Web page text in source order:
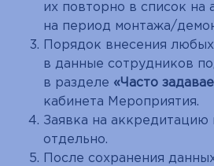
их повторно в список на
на период монтажа/
Порядок внесения
в данные сотрудников
в разделе «Часто
кабинета Мероприятия.
Заявка на аккредитацию
отдельно.
После сохранения